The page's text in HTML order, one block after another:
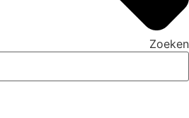
Zoeken